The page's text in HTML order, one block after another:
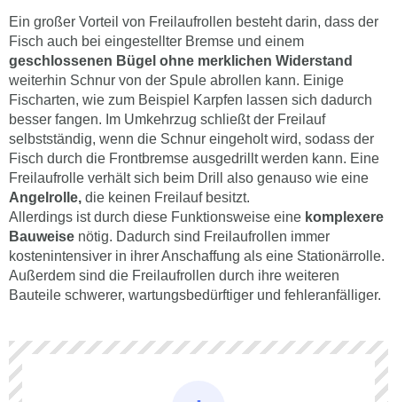
Ein großer Vorteil von Freilaufrollen besteht darin, dass der
Fisch auch bei eingestellter Bremse und einem
geschlossenen Bügel ohne merklichen Widerstand
weiterhin Schnur von der Spule abrollen kann. Einige
Fischarten, wie zum Beispiel Karpfen lassen sich dadurch
besser fangen. Im Umkehrzug schließt der Freilauf
selbstständig, wenn die Schnur eingeholt wird, sodass der
Fisch durch die Frontbremse ausgedrillt werden kann. Eine
Freilaufrolle verhält sich beim Drill also genauso wie eine
Angelrolle, die keinen Freilauf besitzt.
Allerdings ist durch diese Funktionsweise eine komplexere
Bauweise nötig. Dadurch sind Freilaufrollen immer
kostenintensiver in ihrer Anschaffung als eine Stationärrolle.
Außerdem sind die Freilaufrollen durch ihre weiteren
Bauteile schwerer, wartungsbedürftiger und fehleranfälliger.